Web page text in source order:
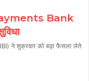
Bank
ने शुक्रवार को बड़ा फैसला लेते